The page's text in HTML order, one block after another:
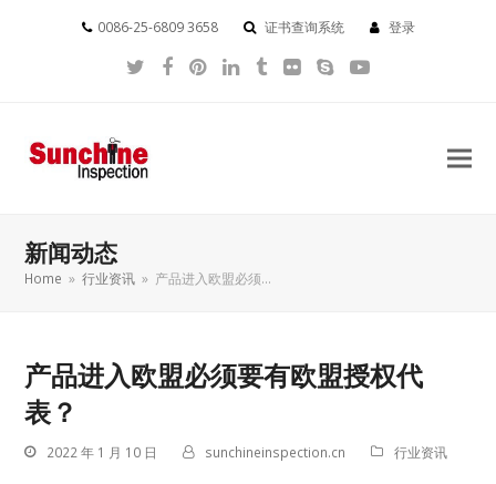
0086-25-6809 3658 证书查询系统 登录
Twitter
Facebook
Pinterest
LinkedIn
Tumblr
FlickrSkypeYouTube
新闻动态
Home » 行业资讯 » 产品进入欧盟必须…
产品进入欧盟必须要有欧盟授权代
表？
2022 年 1 月 10 日 sunchineinspection.cn 行业资讯